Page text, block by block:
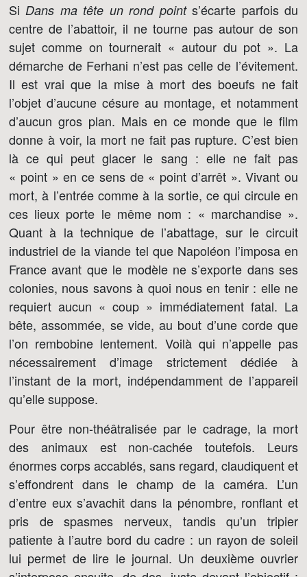
Si Dans ma tête un rond points’écarte parfois du
centre de l’abattoir, il ne tourne pas autour de son
sujet comme on tournerait « autour du pot ». La
démarche de Ferhani n’est pas celle de l’évitement.
Il est vrai que la mise à mort des boeufs ne fait
l’objet d’aucune césure au montage, et notamment
d’aucun gros plan. Mais en ce monde que le film
donne à voir, la mort ne fait pas rupture. C’est bien
là ce qui peut glacer le sang : elle ne fait pas
« point » en ce sens de « point d’arrêt ». Vivant ou
mort, à l’entrée comme à la sortie, ce qui circule en
ces lieux porte le même nom : « marchandise ».
Quant à la technique de l’abattage, sur le circuit
industriel de la viande tel que Napoléon l’imposa en
France avant que le modèle ne s’exporte dans ses
colonies, nous savons à quoi nous en tenir : elle ne
requiert aucun « coup » immédiatement fatal. La
bête, assommée, se vide, au bout d’une corde que
l’on rembobine lentement. Voilà qui n’appelle pas
nécessairement d’image strictement dédiée à
l’instant de la mort, indépendamment de l’appareil
qu’elle suppose.
Pour être non-théâtralisée par le cadrage, la mort
des animaux est non-cachée toutefois. Leurs
énormes corps accablés, sans regard, claudiquent et
s’effondrent dans le champ de la caméra. L’un
d’entre eux s’avachit dans la pénombre, ronflant et
pris de spasmes nerveux, tandis qu’un tripier
patiente à l’autre bord du cadre : un rayon de soleil
lui permet de lire le journal. Un deuxième ouvrier